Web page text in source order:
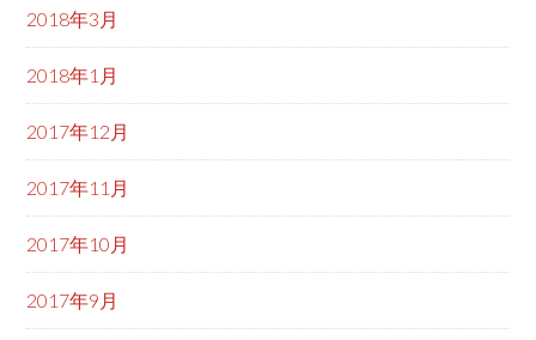
2018年3月
2018年1月
2017年12月
2017年11月
2017年10月
2017年9月